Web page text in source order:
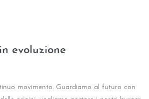
evoluzione
movimento. Guardiamo al futuro con